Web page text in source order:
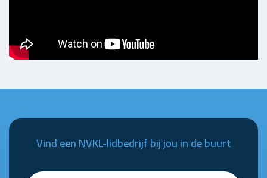
Vind een NVKL-lidbedrijf bij jou in de buurt